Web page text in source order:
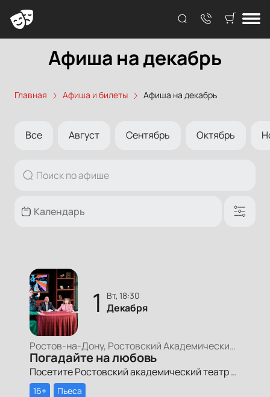
Афиша на декабрь
Главная Афиша и билеты Афиша на декабрь
Все Август Сентябрь Октябрь
1 вт, 18:30
Декабря
Ростов-на-Дону, Ростовский Академический Театр Драмы, Малая сцена
Погадайте на любовь
Посетите Ростовский академический театр драмы им. М. Горького, чтобы насладиться спектаклем «Погадайте на любовь».
16+ Пьеса